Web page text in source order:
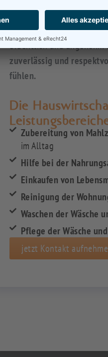
Unsere Mitarbeiterinnen
Aufgaben im Haushalt
ordentlich und
zuverlässig und
fühlen.
Die
Zubereitung von
im Alltag
Hilfe bei der
Einkaufen von
Reinigung der
Waschen der Wäsche
Pflege der Wäsche
jetzt Kontakt